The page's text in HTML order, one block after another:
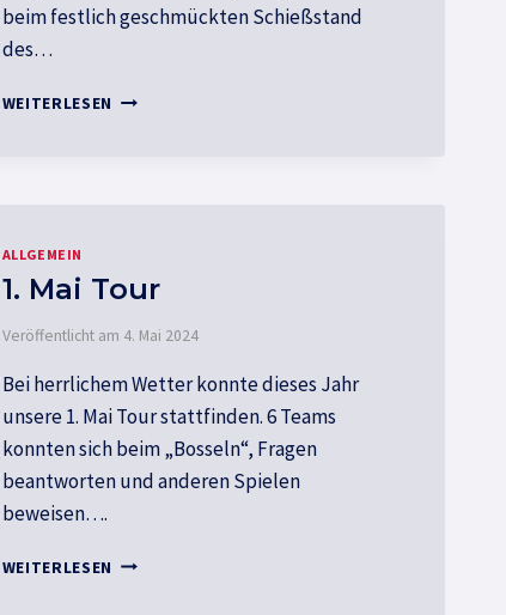
beim festlich geschmückten Schießstand
des…
WEITERLESEN JAHRESABSCHLUSS
ALLGEMEIN
1. Mai Tour
Veröffentlicht am 4. Mai 2024
Bei herrlichem Wetter konnte dieses Jahr
unsere 1. Mai Tour stattfinden. 6 Teams
konnten sich beim „Bosseln“, Fragen
beantworten und anderen Spielen
beweisen….
WEITERLESEN 1.